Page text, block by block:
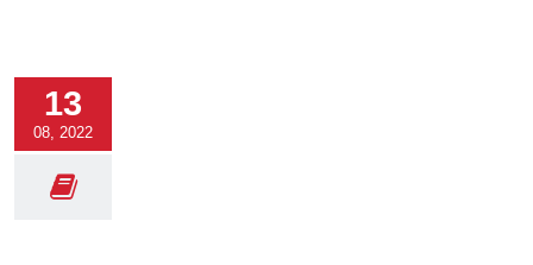
13
08, 2022